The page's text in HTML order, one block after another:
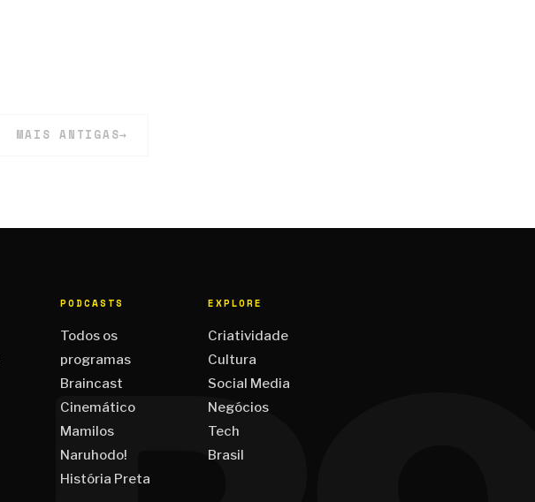
MAIS ANTIGAS→
PODCASTS
Todos os
programas
Braincast
Cinemático
Mamilos
Naruhodo!
História Preta
EXPLORE
Criatividade
Cultura
Social Media
Negócios
Tech
Brasil